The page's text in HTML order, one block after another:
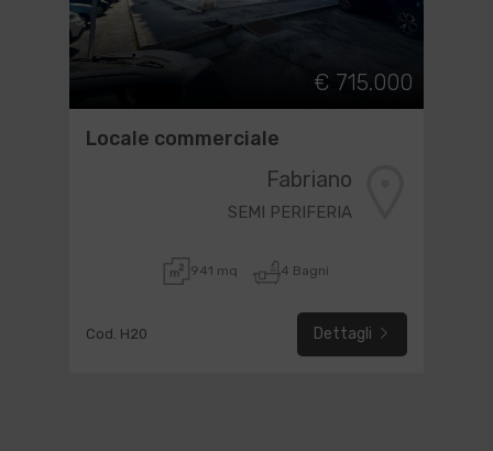
€ 715.000
Locale commerciale
Fabriano
SEMI PERIFERIA
941 mq 4 Bagni
Cod. H20 Dettagli